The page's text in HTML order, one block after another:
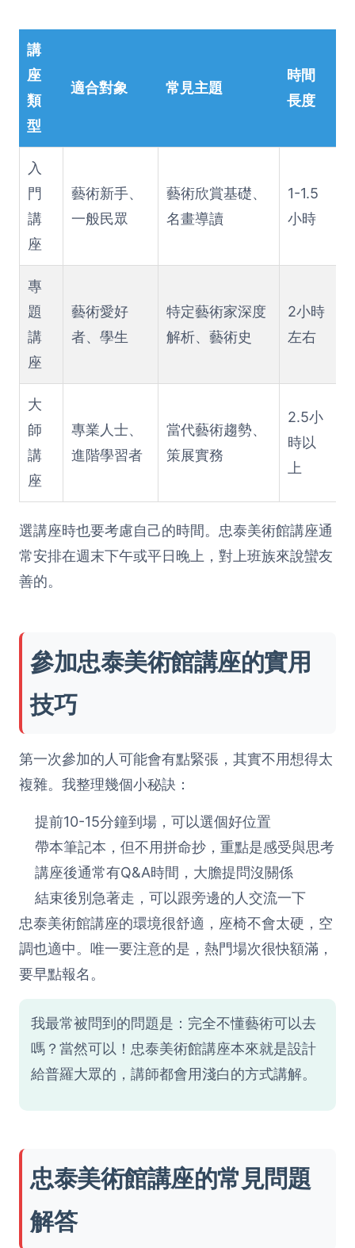
講
座
類
型
適合對象 常見主題
時間
長度
入
門
講
座
藝術新手、
一般民眾
藝術欣賞基礎、
名畫導讀
1-1.5
小時
專
題
講
座
藝術愛好
者、學生
特定藝術家深度
解析、藝術史
2小時
左右
大
師
講
座
專業人士、
進階學習者
當代藝術趨勢、
策展實務
2.5小
時以
上
選講座時也要考慮自己的時間。忠泰美術館講座通
常安排在週末下午或平日晚上，對上班族來說蠻友
善的。
參加忠泰美術館講座的實用
技巧
第一次參加的人可能會有點緊張，其實不用想得太
複雜。我整理幾個小秘訣：
提前10-15分鐘到場，可以選個好位置
帶本筆記本，但不用拼命抄，重點是感受與思考
講座後通常有Q&A時間，大膽提問沒關係
結束後別急著走，可以跟旁邊的人交流一下
忠泰美術館講座的環境很舒適，座椅不會太硬，空
調也適中。唯一要注意的是，熱門場次很快額滿，
要早點報名。
我最常被問到的問題是：完全不懂藝術可以去
嗎？當然可以！忠泰美術館講座本來就是設計
給普羅大眾的，講師都會用淺白的方式講解。
忠泰美術館講座的常見問題
解答